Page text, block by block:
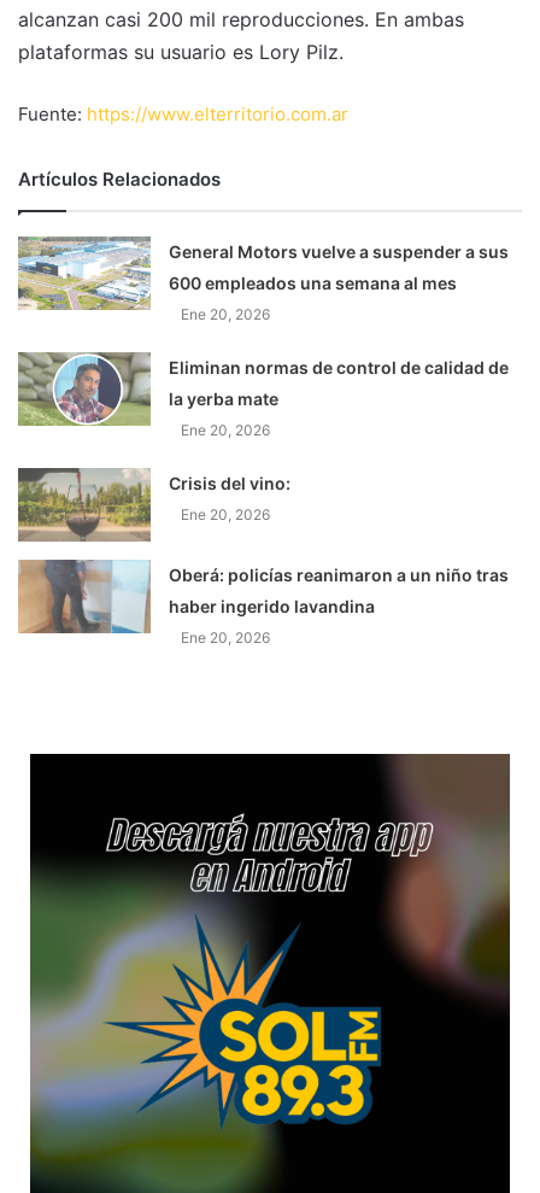
alcanzan casi 200 mil reproducciones. En ambas
plataformas su usuario es Lory Pilz.
Fuente: https://www.elterritorio.com.ar
Artículos Relacionados
General Motors vuelve a suspender a sus
600 empleados una semana al mes
Ene 20, 2026
Eliminan normas de control de calidad de
la yerba mate
Ene 20, 2026
Crisis del vino:
Ene 20, 2026
Oberá: policías reanimaron a un niño tras
haber ingerido lavandina
Ene 20, 2026